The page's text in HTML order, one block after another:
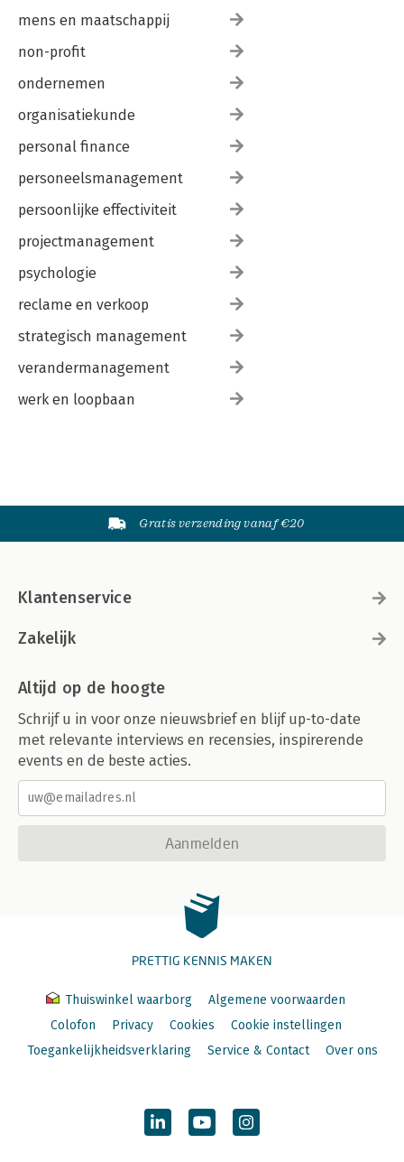
mens en maatschappij
non-profit
ondernemen
organisatiekunde
personal finance
personeelsmanagement
persoonlijke effectiviteit
projectmanagement
psychologie
reclame en verkoop
strategisch management
verandermanagement
werk en loopbaan
Gratis verzending vanaf €20
Klantenservice
Zakelijk
Altijd op de hoogte
Schrijf u in voor onze nieuwsbrief en blijf up-to-date
met relevante interviews en recensies, inspirerende
events en de beste acties.
Aanmelden
PRETTIG KENNIS MAKEN
Thuiswinkel waarborg
Algemene voorwaarden
Colofon
Privacy Cookies
Cookie instellingen
Toegankelijkheidsverklaring
Service & Contact Over ons